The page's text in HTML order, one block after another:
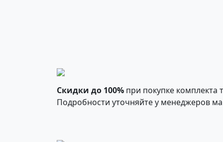
Скидки до 100% при покупке комплекта
Подробности уточняйте у менеджеров